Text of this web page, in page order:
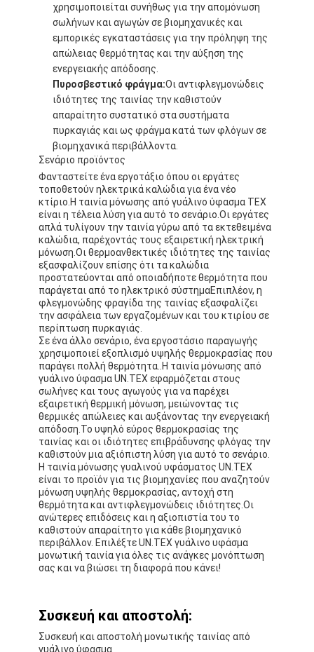
χρησιμοποιείται συνήθως για την απομόνωση
σωλήνων και αγωγών σε βιομηχανικές και
εμπορικές εγκαταστάσεις για την πρόληψη της
απώλειας θερμότητας και την αύξηση της
ενεργειακής απόδοσης.
Πυροσβεστικό φράγμα:Οι αντιφλεγμονώδεις
ιδιότητες της ταινίας την καθιστούν
απαραίτητο συστατικό στα συστήματα
πυρκαγιάς και ως φράγμα κατά των φλόγων σε
βιομηχανικά περιβάλλοντα.
Σενάριο προϊόντος
Φανταστείτε ένα εργοτάξιο όπου οι εργάτες
τοποθετούν ηλεκτρικά καλώδια για ένα νέο
κτίριο.Η ταινία μόνωσης από γυάλινο ύφασμα TEX
είναι η τέλεια λύση για αυτό το σενάριο.Οι εργάτες
απλά τυλίγουν την ταινία γύρω από τα εκτεθειμένα
καλώδια, παρέχοντάς τους εξαιρετική ηλεκτρική
μόνωση.Οι θερμοανθεκτικές ιδιότητες της ταινίας
εξασφαλίζουν επίσης ότι τα καλώδια
προστατεύονται από οποιαδήποτε θερμότητα που
παράγεται από το ηλεκτρικό σύστημαΕπιπλέον, η
φλεγμονώδης φραγίδα της ταινίας εξασφαλίζει
την ασφάλεια των εργαζομένων και του κτιρίου σε
περίπτωση πυρκαγιάς.
Σε ένα άλλο σενάριο, ένα εργοστάσιο παραγωγής
χρησιμοποιεί εξοπλισμό υψηλής θερμοκρασίας που
παράγει πολλή θερμότητα..Η ταινία μόνωσης από
γυάλινο ύφασμα UN.TEX εφαρμόζεται στους
σωλήνες και τους αγωγούς για να παρέχει
εξαιρετική θερμική μόνωση, μειώνοντας τις
θερμικές απώλειες και αυξάνοντας την ενεργειακή
απόδοση.Το υψηλό εύρος θερμοκρασίας της
ταινίας και οι ιδιότητες επιβράδυνσης φλόγας την
καθιστούν μια αξιόπιστη λύση για αυτό το σενάριο.
Η ταινία μόνωσης γυαλινού υφάσματος UN.TEX
είναι το προϊόν για τις βιομηχανίες που αναζητούν
μόνωση υψηλής θερμοκρασίας, αντοχή στη
θερμότητα και αντιφλεγμονώδεις ιδιότητες.Οι
ανώτερες επιδόσεις και η αξιοπιστία του το
καθιστούν απαραίτητο για κάθε βιομηχανικό
περιβάλλον. Επιλέξτε UN.TEX γυάλινο υφάσμα
μονωτική ταινία για όλες τις ανάγκες μονόπτωση
σας και να βιώσει τη διαφορά που κάνει!
Συσκευή και αποστολή:
Συσκευή και αποστολή μονωτικής ταινίας από
γυάλινο ύφασμα